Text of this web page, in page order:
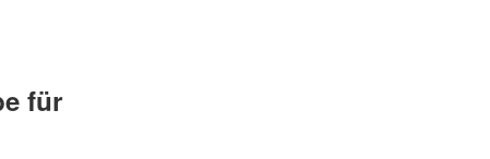
für